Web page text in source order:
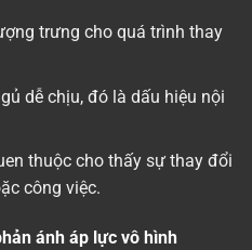
trưng cho quá trình thay
dễ chịu, đó là dấu hiệu nội
thuộc cho thấy sự thay đổi
công việc.
ánh áp lực vô hình